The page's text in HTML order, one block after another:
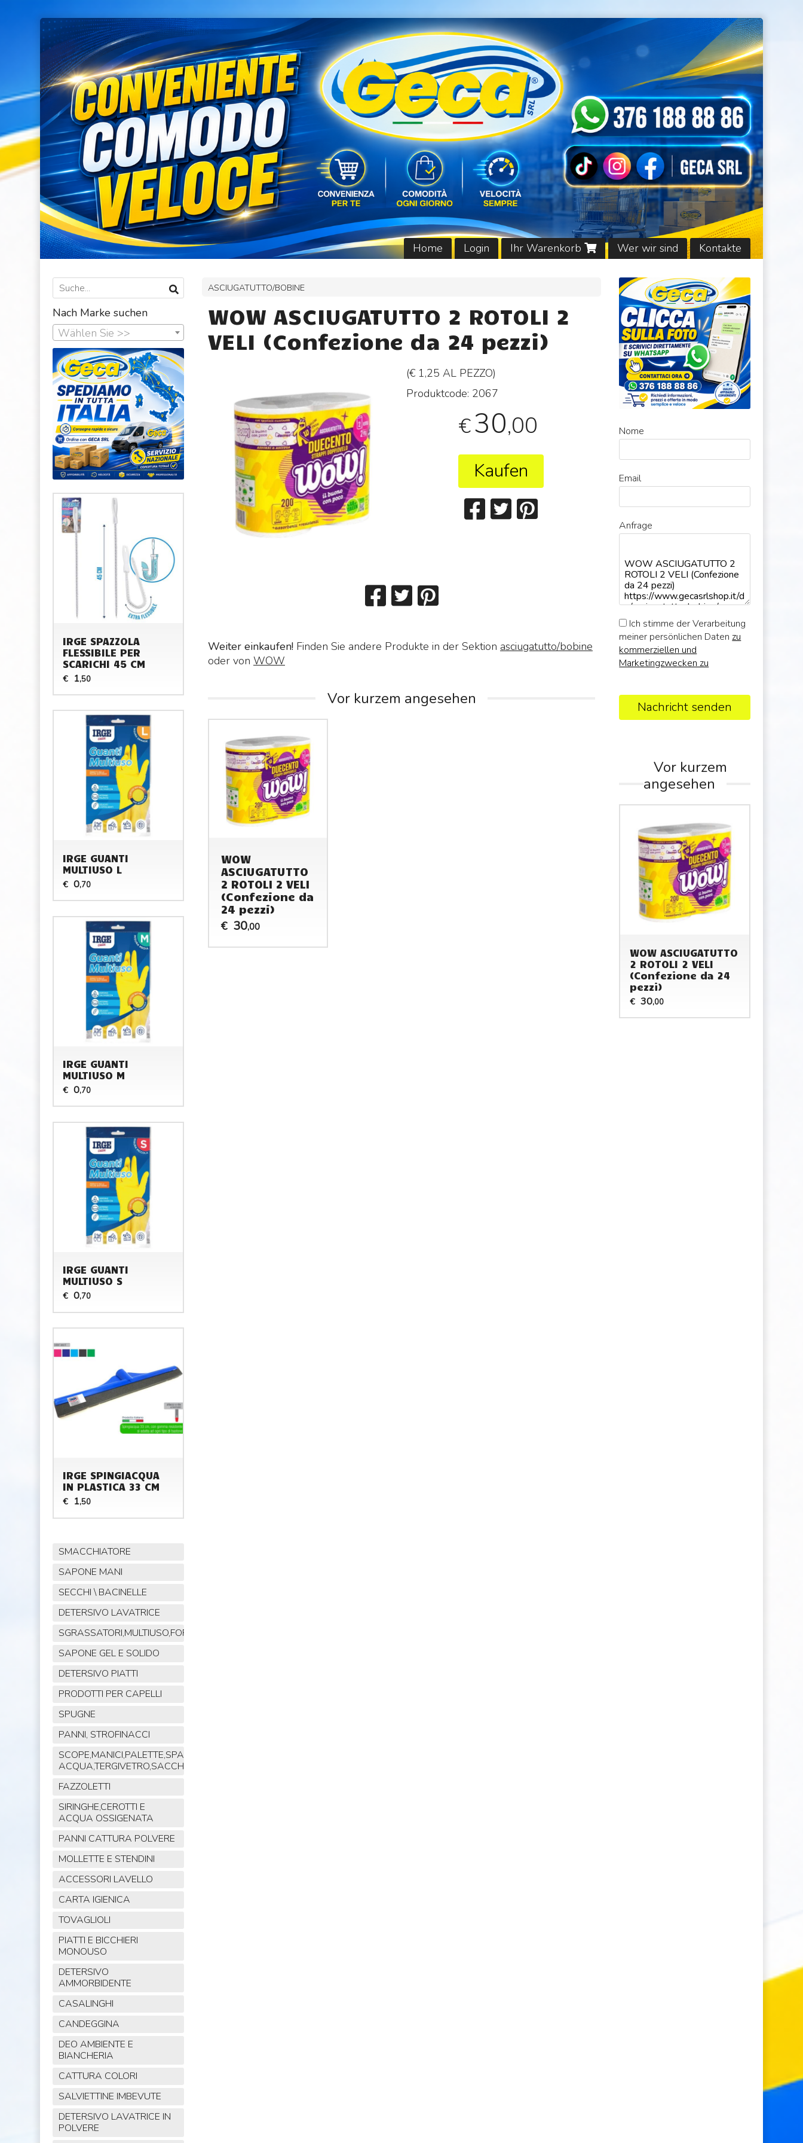
Home Login Ihr Warenkorb Wer wir sind Kontakte
ASCIUGATUTTO/BOBINE
WOW ASCIUGATUTTO 2 ROTOLI 2
VELI (Confezione da 24 pezzi)
(€ 1,25 AL PEZZO)
Produktcode: 2067
€30,00
Kaufen
Weiter einkaufen!Finden Sie andere Produkte in der Sektion asciugatutto/bobine
oder von WOW
Vor kurzem angesehen
WOW
ASCIUGATUTTO
2 ROTOLI 2 VELI
(Confezione da
24 pezzi)
€ 30,00
Nach Marke suchen
Wählen Sie >>
IRGE SPAZZOLA
FLESSIBILE PER
SCARICHI 45 CM
€ 1,50
IRGE GUANTI
MULTIUSO L
€ 0,70
IRGE GUANTI
MULTIUSO M
€ 0,70
IRGE GUANTI
MULTIUSO S
€ 0,70
IRGE SPINGIACQUA
IN PLASTICA 33 CM
€ 1,50
SMACCHIATORE
SAPONE MANI
SECCHI \ BACINELLE
DETERSIVO LAVATRICE
SGRASSATORI,MULTIUSO,FORNO,POLVERE,VETRI,AMMONIACA
SAPONE GEL E SOLIDO
DETERSIVO PIATTI
PRODOTTI PER CAPELLI
SPUGNE
PANNI, STROFINACCI
SCOPE,MANICI,PALETTE,SPAZZOLE,TIRA
ACQUA,TERGIVETRO,SACCHI,MOP
FAZZOLETTI
SIRINGHE,CEROTTI E
ACQUA OSSIGENATA
PANNI CATTURA POLVERE
MOLLETTE E STENDINI
ACCESSORI LAVELLO
CARTA IGIENICA
TOVAGLIOLI
PIATTI E BICCHIERI
MONOUSO
DETERSIVO
AMMORBIDENTE
CASALINGHI
CANDEGGINA
DEO AMBIENTE E
BIANCHERIA
CATTURA COLORI
SALVIETTINE IMBEVUTE
DETERSIVO LAVATRICE IN
POLVERE
Nome
Email
Anfrage
Ich stimme der Verarbeitung
meiner persönlichen Daten zu
kommerziellen und
Marketingzwecken zu
Nachricht senden
Vor kurzem
angesehen
WOW ASCIUGATUTTO
2 ROTOLI 2 VELI
(Confezione da 24
pezzi)
€ 30,00